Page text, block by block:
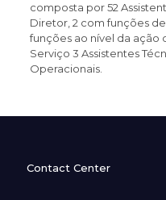
composta por 52
Diretor, 2 com funções
funções ao nível da ação
Serviço 3 Assistentes
Operacionais.
Contact Center